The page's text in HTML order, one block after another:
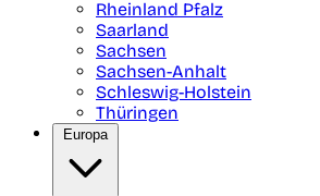
Rheinland Pfalz
Saarland
Sachsen
Sachsen-Anhalt
Schleswig-Holstein
Thüringen
Europa